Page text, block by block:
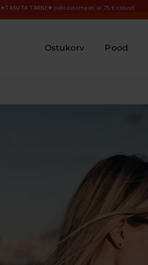
🟊TASUTA TARNE🟊 pakiautomaati al 75 €ostust!
Ostukorv Pood